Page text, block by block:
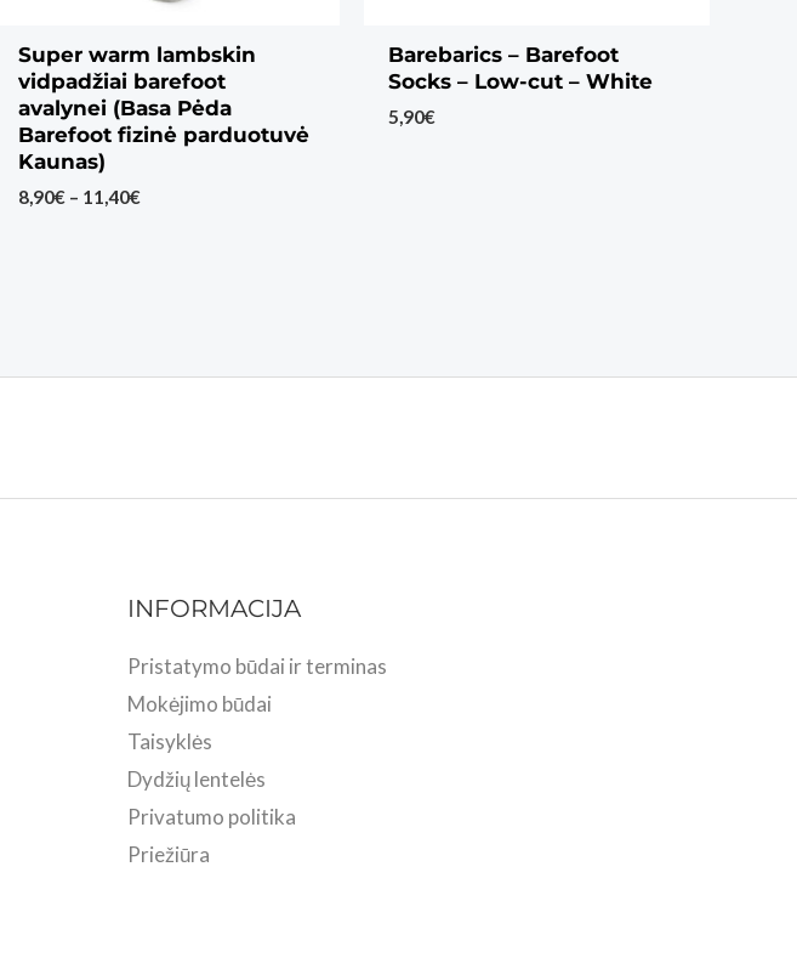
Super warm lambskin
vidpadžiai barefoot
avalynei (Basa Pėda
Barefoot fizinė parduotuvė
Kaunas)
8,90€ – 11,40€Price
Barebarics – Barefoot
Socks – Low-cut – White
5,90€
INFORMACIJA
Pristatymo būdai ir terminas
Mokėjimo būdai
Taisyklės
Dydžių lentelės
Privatumo politika
Priežiūra